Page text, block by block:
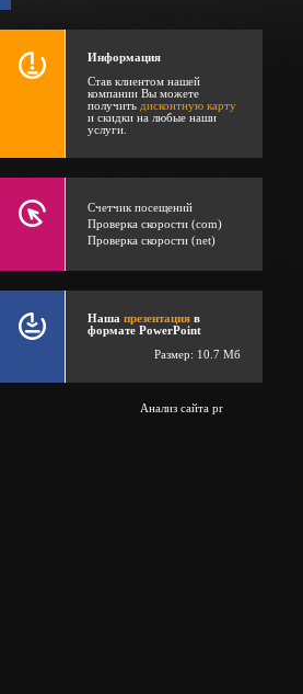
Информация
Став клиентом нашей
компании Вы можете
получить дисконтную карту
и скидки на любые наши
услуги.
Счетчик посещений
Проверка скорости (com)
Проверка скорости (net)
Наша презентация в
формате PowerPoint
Размер: 10.7 Мб